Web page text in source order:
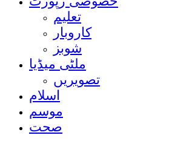
تعلیم
کاروبار
شوبز
ملٹی میڈیا
تصویریں
اسلام
موسم
صحت